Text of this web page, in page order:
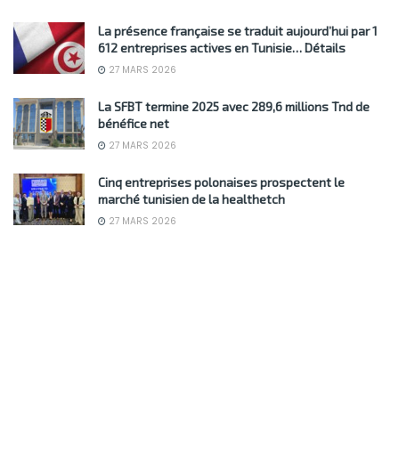
La présence française se traduit aujourd’hui par 1
612 entreprises actives en Tunisie… Détails
27 MARS 2026
La SFBT termine 2025 avec 289,6 millions Tnd de
bénéfice net
27 MARS 2026
Cinq entreprises polonaises prospectent le
marché tunisien de la healthetch
27 MARS 2026